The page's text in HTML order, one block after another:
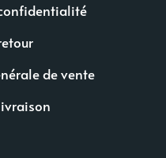
de vente